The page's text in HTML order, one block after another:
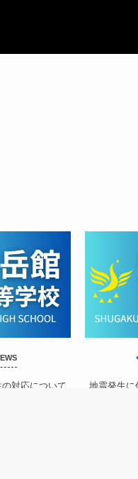
対応について
地震発生に